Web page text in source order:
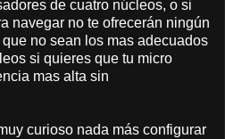
de cuatro núcleos, o si
navegar no te ofrecerán ningún
no sean los mas adecuados
si quieres que tu micro
mas alta sin
curioso nada más configurar